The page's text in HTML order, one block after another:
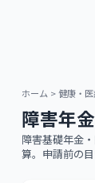
ホーム >健康・
障害年
障害基礎年金
算。申請前の目